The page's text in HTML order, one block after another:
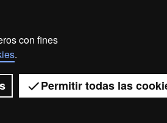
con fines
.
Permitir todas las
datos Sobre el web
Autònoma de Barcelona